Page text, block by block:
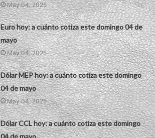
May 04, 2025
Euro hoy: a cuánto cotiza este domingo 04 de
mayo
May 04, 2025
Dólar MEP hoy: a cuánto cotiza este domingo
04 de mayo
May 04, 2025
Dólar CCL hoy: a cuánto cotiza este domingo
04 de mayo